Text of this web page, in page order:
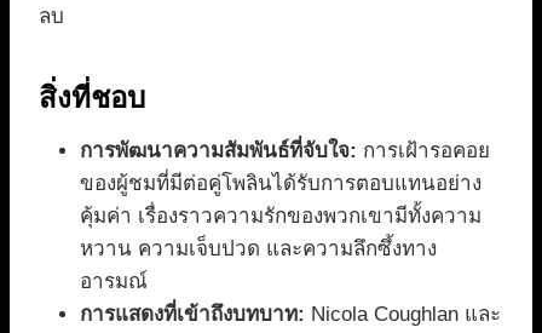
ลบ
สิ่งที่ชอบ
การพัฒนาความสัมพันธ์ที่จับใจ: การเฝ้ารอคอย
ของผู้ชมที่มีต่อคู่โพลินได้รับการตอบแทนอย่าง
คุ้มค่า เรื่องราวความรักของพวกเขามีทั้งความ
หวาน ความเจ็บปวด และความลึกซึ้งทาง
อารมณ์
การแสดงที่เข้าถึงบทบาท: Nicola Coughlan และ